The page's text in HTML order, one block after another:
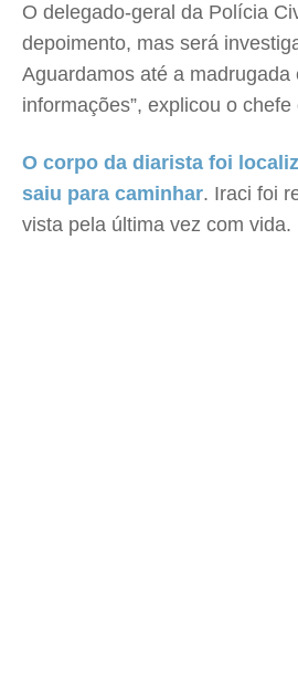
O delegado-geral da Polícia
depoimento, mas será
Aguardamos até a
informações”, explicou o
O corpo da diarista foi
saiu para caminhar. Iraci foi
vista pela última vez com vida.